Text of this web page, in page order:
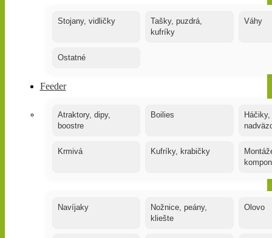
Stojany, vidličky
Tašky, puzdrá,
kufríky
Váhy
Ostatné
Feeder
Atraktory, dipy,
boostre
Boilies
Krmivá Kufríky, krabičky
Navíjaky
Nožnice, peány,
kliešte
Olovo